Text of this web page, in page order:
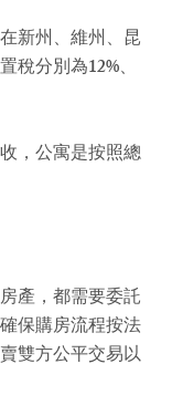
新州、維州、昆
分別為12%、
，公寓是按照總
產，都需要委託
保購房流程按法
雙方公平交易以